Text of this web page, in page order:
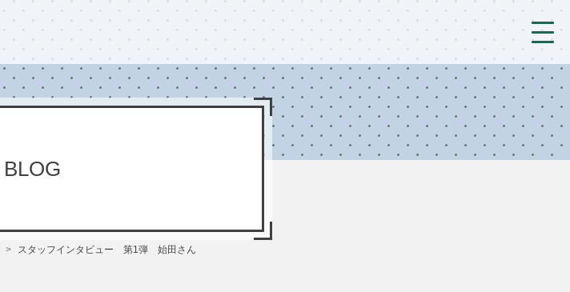
トップ
法人概要/アクセス
BLOG
スタッフインタビュー 第1弾 始田さん